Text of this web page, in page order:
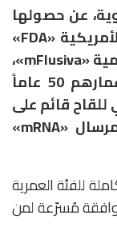
عن حصولها
على موافقة إدارة الغذاء والدواء الأمريكية «FDA»
على لقاحها الجديد للإنفلونزا الموسمية «mFlusiva»،
والمخصص للأشخاص الذين تبلغ أعمارهم 50 عاماً
قائم على
تقنية الحمض النووي الريبوزي المرسال «mRNA»
للفئة العمرية
مع موافقة مُسرّعة لمن